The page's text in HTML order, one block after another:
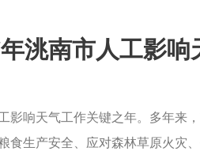
洮南市人工影响
响天气工作关键之年。多年来
食生产安全、应对森林草原火灾